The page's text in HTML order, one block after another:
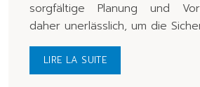
sorgfältige Planung und
daher unerlässlich, um die
LIRE LA SUITE